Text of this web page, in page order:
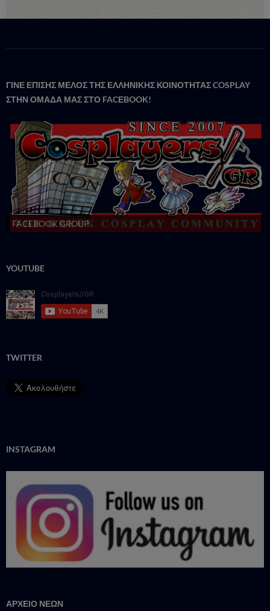
ΓΙΝΕ ΕΠΙΣΗΣ ΜΕΛΟΣ ΤΗΣ ΕΛΛΗΝΙΚΗΣ ΚΟΙΝΟΤΗΤΑΣ COSPLAY
ΣΤΗΝ ΟΜΑΔΑ ΜΑΣ ΣΤΟ FACΕBOOK!
FACEBOOK GROUP
YOUTUBE
TWITTER
INSTAGRAM
ΑΡΧΕΙΟ ΝΕΩΝ